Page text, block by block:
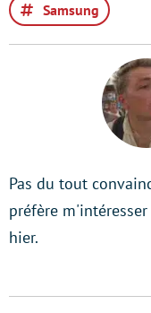
Samsung
Pas du tout
préfère
hier.